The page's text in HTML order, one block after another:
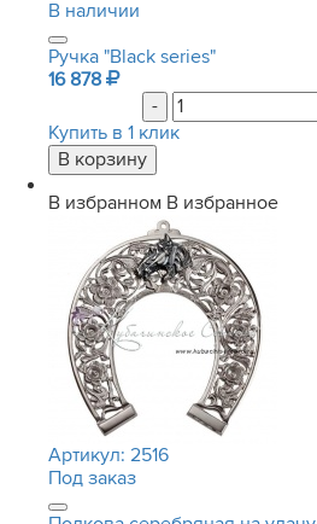
В наличии
Ручка "Black series"
16 878
-
Купить в 1 клик
В избранном В избранное
Артикул: 2516
Под заказ